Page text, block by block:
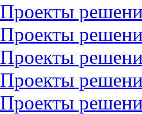
Проекты
Проекты
Проекты
Проекты
Проекты